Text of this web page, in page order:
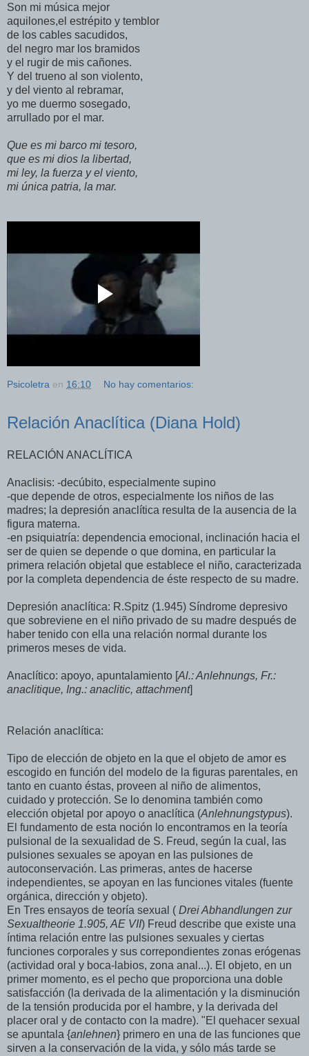
Son mi música mejor
aquilones,el estrépito y temblor
de los cables sacudidos,
del negro mar los bramidos
y el rugir de mis cañones.
Y del trueno al son violento,
y del viento al rebramar,
yo me duermo sosegado,
arrullado por el mar.
Que es mi barco mi tesoro,
que es mi dios la libertad,
mi ley, la fuerza y el viento,
mi única patria, la mar.
Psicoletra en 16:10 No hay comentarios:
Relación Anaclítica (Diana Hold)
RELACIÓN ANACLÍTICA
Anaclisis: -decúbito, especialmente supino
-que depende de otros, especialmente los niños de las
madres; la depresión anaclítica resulta de la ausencia de la
figura materna.
-en psiquiatría: dependencia emocional, inclinación hacia el
ser de quien se depende o que domina, en particular la
primera relación objetal que establece el niño, caracterizada
por la completa dependencia de éste respecto de su madre.
Depresión anaclítica: R.Spitz (1.945) Síndrome depresivo
que sobreviene en el niño privado de su madre después de
haber tenido con ella una relación normal durante los
primeros meses de vida.
Anaclítico: apoyo, apuntalamiento [Al.: Anlehnungs, Fr.:
anaclitique, Ing.: anaclitic, attachment]
Relación anaclítica:
Tipo de elección de objeto en la que el objeto de amor es
escogido en función del modelo de la figuras parentales, en
tanto en cuanto éstas, proveen al niño de alimentos,
cuidado y protección. Se lo denomina también como
elección objetal por apoyo o anaclítica (Anlehnungstypus).
El fundamento de esta noción lo encontramos en la teoría
pulsional de la sexualidad de S. Freud, según la cual, las
pulsiones sexuales se apoyan en las pulsiones de
autoconservación. Las primeras, antes de hacerse
independientes, se apoyan en las funciones vitales (fuente
orgánica, dirección y objeto).
En Tres ensayos de teoría sexual ( Drei Abhandlungen zur
Sexualtheorie 1.905, AE VII) Freud describe que existe una
íntima relación entre las pulsiones sexuales y ciertas
funciones corporales y sus correpondientes zonas erógenas
(actividad oral y boca-labios, zona anal...). El objeto, en un
primer momento, es el pecho que proporciona una doble
satisfacción (la derivada de la alimentación y la disminución
de la tensión producida por el hambre, y la derivada del
placer oral y de contacto con la madre). "El quehacer sexual
se apuntala {anlehnen} primero en una de las funciones que
sirven a la conservación de la vida, y sólo más tarde se